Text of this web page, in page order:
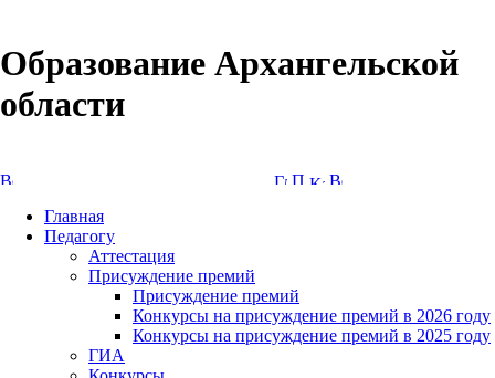
Образование Архангельской
области
Главная
Педагогу
Аттестация
Присуждение премий
Присуждение премий
Конкурсы на присуждение премий в 2026 году
Конкурсы на присуждение премий в 2025 году
ГИА